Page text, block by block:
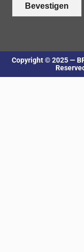
Bevestigen
Copyright © 2025 —